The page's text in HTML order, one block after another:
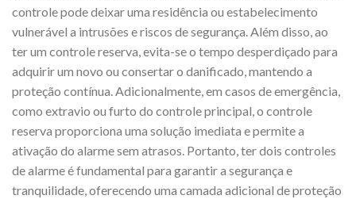
controle pode deixar uma residência ou estabelecimento
vulnerável a intrusões e riscos de segurança. Além disso, ao
ter um controle reserva, evita-se o tempo desperdiçado para
adquirir um novo ou consertar o danificado, mantendo a
proteção contínua. Adicionalmente, em casos de emergência,
como extravio ou furto do controle principal, o controle
reserva proporciona uma solução imediata e permite a
ativação do alarme sem atrasos. Portanto, ter dois controles
de alarme é fundamental para garantir a segurança e
tranquilidade, oferecendo uma camada adicional de proteção